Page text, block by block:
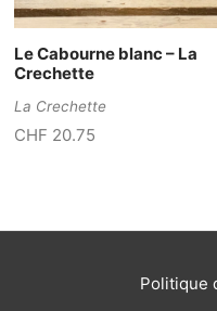
Le Cabourne blanc – La
Crechette
La Crechette
CHF 20.75
Politique